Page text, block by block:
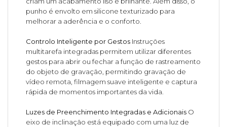
punho é envolto em silicone texturizado para
melhorar a aderência e o conforto.
Controlo Inteligente por Gestos Instruções
multitarefa integradas permitem utilizar diferentes
gestos para abrir ou fechar a função de rastreamento
do objeto de gravação, permitindo gravação de
vídeo remota, filmagem suave inteligente e captura
rápida de momentos importantes da vida.
Luzes de Preenchimento Integradas e Adicionais O
eixo de inclinação está equipado com uma luz de